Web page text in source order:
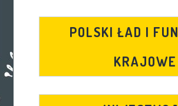
POLSKI ŁAD I
KRAJOWE